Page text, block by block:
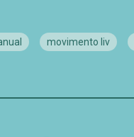
movimento liv